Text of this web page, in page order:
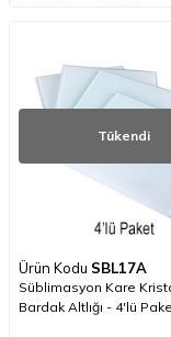
Tükendi
Ürün Kodu SBL17A
Süblimasyon Kare
Bardak Altlığı - 4'lü